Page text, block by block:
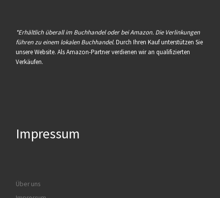
*Erhältlich überall im Buchhandel oder bei Amazon. Die Verlinkungen
führen zu einem lokalen Buchhandel.Durch Ihren Kauf unterstützen Sie
unsere Website. Als Amazon-Partner verdienen wir an qualifizierten
Verkäufen.
Impressum
Über uns